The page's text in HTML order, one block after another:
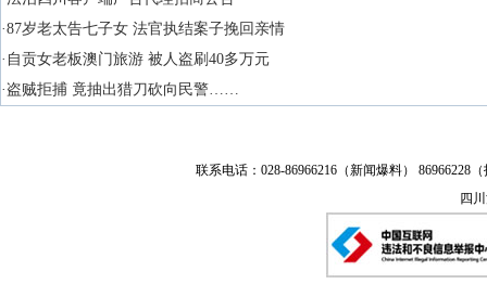
·87岁老太告七子女 法官执结案子挽回亲情
·自贡女老板澳门旅游 被人盗刷40多万元
·盗贼拒捕 竟抽出猎刀砍向民警……
联系电话：028-86966216（新闻爆料） 86966228
四